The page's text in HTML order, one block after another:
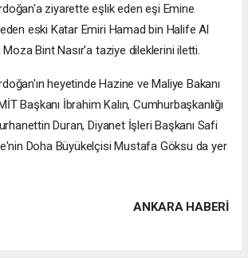
ziyarette eşlik eden eşi Emine
eski Katar Emiri Hamad bin Halife Al
Bint Nasır'a taziye dileklerini iletti.
heyetinde Hazine ve Maliye Bakanı
Başkanı İbrahim Kalın, Cumhurbaşkanlığı
Duran, Diyanet İşleri Başkanı Safi
Doha Büyükelçisi Mustafa Göksu da yer
ANKARA HABERİ